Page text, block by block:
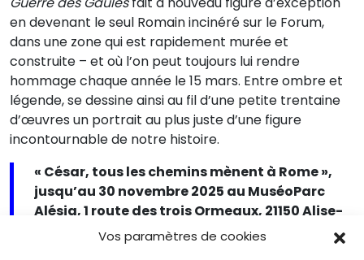
Vos paramètres de cookies
en devenant le seul Romain incinéré sur le Forum,
dans une zone qui est rapidement murée et
construite – et où l’on peut toujours lui rendre
hommage chaque année le 15 mars. Entre ombre et
légende, se dessine ainsi au fil d’une petite trentaine
d’œuvres un portrait au plus juste d’une figure
incontournable de notre histoire.
« César, tous les chemins mènent à Rome »,
jusqu’au 30 novembre 2025 au MuséoParc
Alésia, 1 route des trois Ormeaux, 21150 Alise-
Sainte-Reine. Tél. 03 80 96 96 23.
www.alesia.com